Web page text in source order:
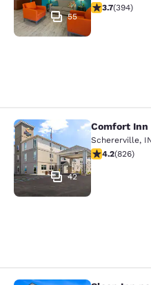
55
3.71 étoiles.
3.7(394)
Comfort Inn
42
Comfort
Schererville,
4.18 étoiles.
4.2(826)